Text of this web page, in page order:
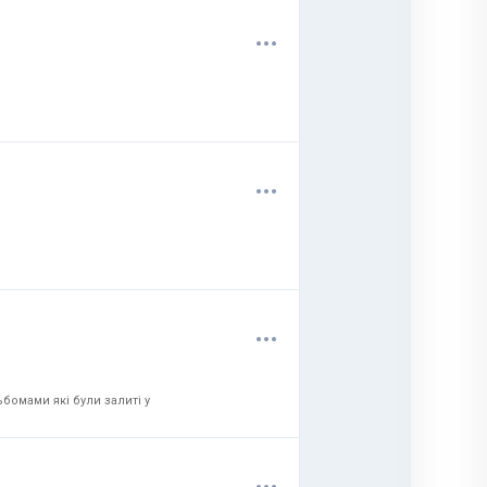
...
...
...
які були залиті у
...